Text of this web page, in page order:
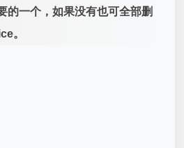
的一个，如果没有也可全部删
。